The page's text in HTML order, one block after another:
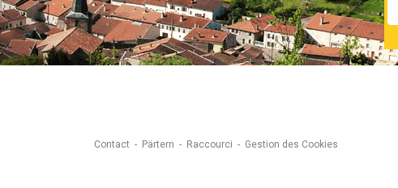
Contact Pärtern Raccourci Gestion des Cookies